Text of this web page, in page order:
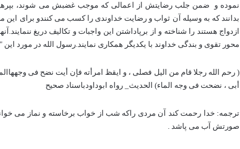
نموده و
ضمن جلب رضایتش از اعمالی که موجب غضبش می شوند،
بدانند که به وسیله آن ثواب و رضایت خداوندی را کسب می کنندو برای این
ازدواج هستند را شناخته و از برپاداشتن این واجبات و تکالیف دریغ
محور تقوی و بندگی خداوند با یکدیگر همکاری نمایند.رسول الله در مورد
( رحم الله رجلا قام من الیل فصلی ، و ایقظ امرأته فإن أیت نضح فی
أبی ، نضحت فی وجه الماء) الحدیث_ رواه ابوداودباسناد صحیح
ترجمه: خدا رحمت کند آن مردی راکه شب از خواب برخاسته و نماز می
صورتش آب می پاشد .